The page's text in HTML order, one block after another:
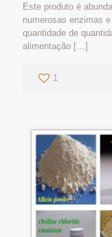
Este produto é
numerosas enzimas
quantidade de
alimentação […]
1